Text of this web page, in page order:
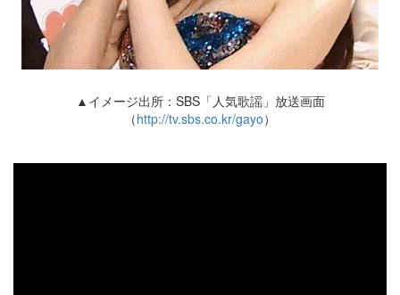
▲イメージ出所：SBS「人気歌謡」放送画面
（http://tv.sbs.co.kr/gayo）